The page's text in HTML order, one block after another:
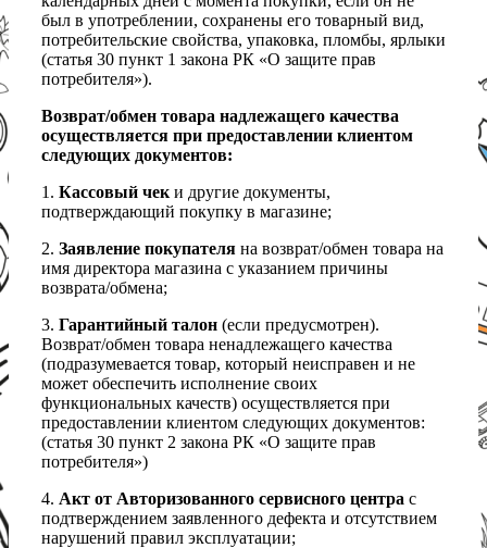
был в употреблении, сохранены его товарный вид,
потребительские свойства, упаковка, пломбы, ярлыки
(статья 30 пункт 1 закона РК «О защите прав
потребителя»).
Возврат/обмен товара надлежащего качества
осуществляется при предоставлении клиентом
следующих документов:
1. Кассовый чеки другие документы,
подтверждающий покупку в магазине;
2. Заявление покупателя на возврат/обмен товара на
имя директора магазина с указанием причины
возврата/обмена;
3. Гарантийный талон (если предусмотрен).
Возврат/обмен товара ненадлежащего качества
(подразумевается товар, который неисправен и не
может обеспечить исполнение своих
функциональных качеств) осуществляется при
предоставлении клиентом следующих документов:
(статья 30 пункт 2 закона РК «О защите прав
потребителя»)
4. Акт от Авторизованного сервисного центра с
подтверждением заявленного дефекта и отсутствием
нарушений правил эксплуатации;